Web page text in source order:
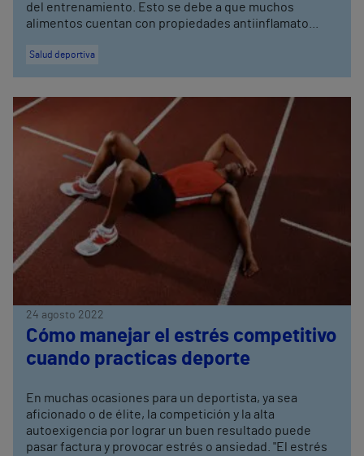
del entrenamiento. Esto se debe a que muchos
alimentos cuentan con propiedades antiinflamato...
Salud deportiva
24 agosto 2022
Cómo manejar el estrés competitivo
cuando practicas deporte
En muchas ocasiones para un deportista, ya sea
aficionado o de élite, la competición y la alta
autoexigencia por lograr un buen resultado puede
pasar factura y provocar estrés o ansiedad. "El estrés